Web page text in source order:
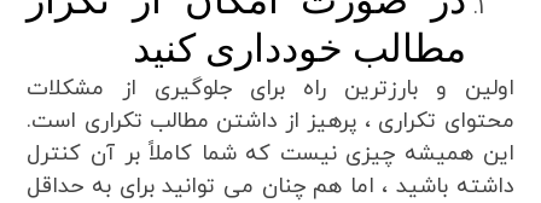
مطالب خودداری کنید
اولین و بارزترین راه برای جلوگیری از مشکلات
محتوای تکراری ، پرهیز از داشتن مطالب تکراری است.
این همیشه چیزی نیست که شما کاملاً بر آن کنترل
داشته باشید ، اما هم چنان می توانید برای به حداقل